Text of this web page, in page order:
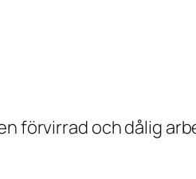
förvirrad och dålig